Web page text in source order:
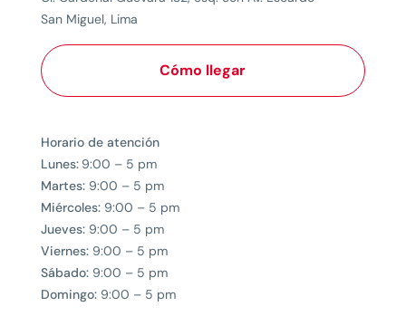
San Miguel, Lima
Cómo llegar
Horario de atención
Lunes: 9:00 – 5 pm
Martes:9:00 – 5 pm
Miércoles:9:00 – 5 pm
Jueves:9:00 – 5 pm
Viernes:9:00 – 5 pm
Sábado:9:00 – 5 pm
Domingo:9:00 – 5 pm